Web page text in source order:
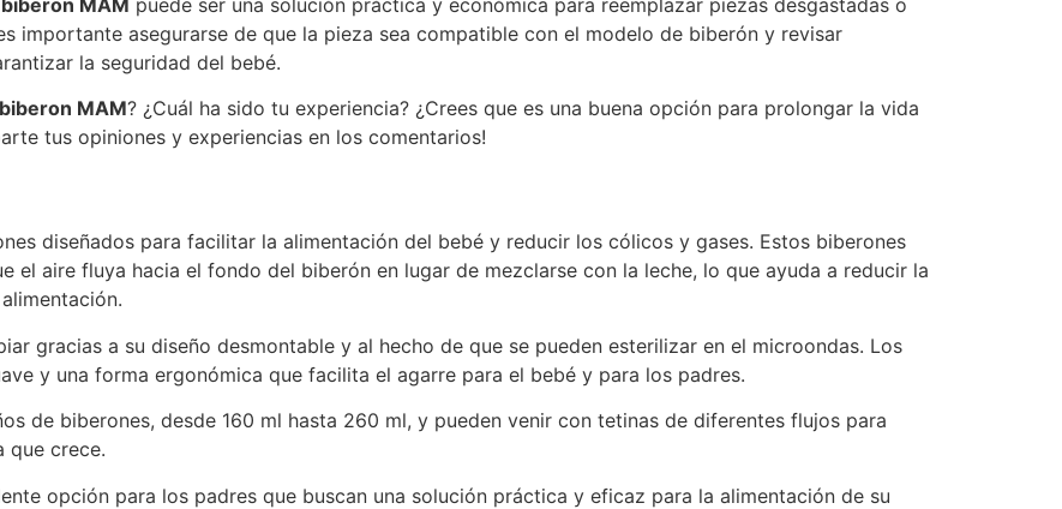
importante asegurarse de que la pieza sea compatible con el modelo de biberón y revisar
la seguridad del bebé.
MAM? ¿Cuál ha sido tu experiencia? ¿Crees que es una buena opción para prolongar la vida
tus opiniones y experiencias en los comentarios!
diseñados para facilitar la alimentación del bebé y reducir los cólicos y gases. Estos biberones
el aire fluya hacia el fondo del biberón en lugar de mezclarse con la leche, lo que ayuda a reducir la
gracias a su diseño desmontable y al hecho de que se pueden esterilizar en el microondas. Los
y una forma ergonómica que facilita el agarre para el bebé y para los padres.
de biberones, desde 160 ml hasta 260 ml, y pueden venir con tetinas de diferentes flujos para
que crece.
opción para los padres que buscan una solución práctica y eficaz para la alimentación de su